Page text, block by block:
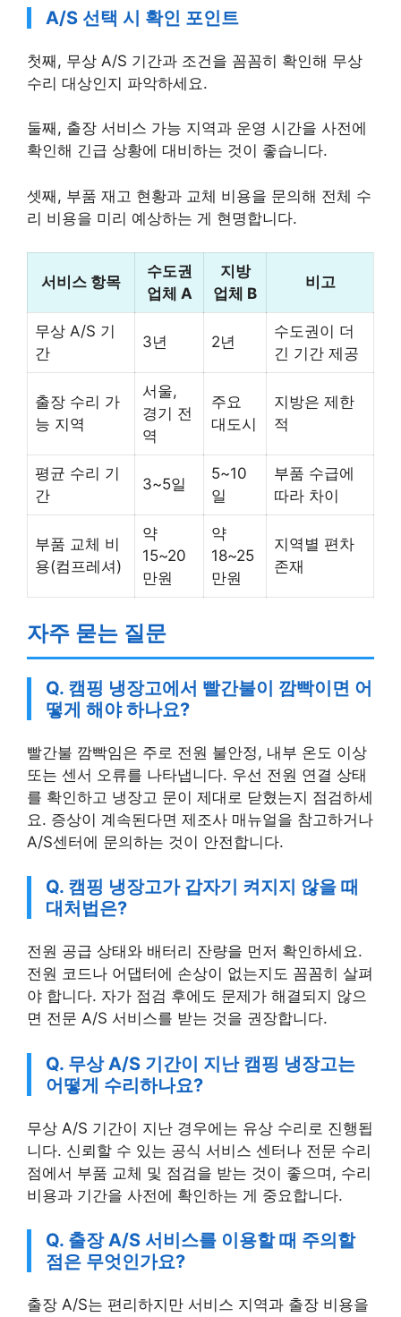
A/S 선택 시 확인 포인트
첫째, 무상 A/S 기간과 조건을 꼼꼼히 확인해 무상
수리 대상인지 파악하세요.
둘째, 출장 서비스 가능 지역과 운영 시간을 사전에
확인해 긴급 상황에 대비하는 것이 좋습니다.
셋째, 부품 재고 현황과 교체 비용을 문의해 전체 수
리 비용을 미리 예상하는 게 현명합니다.
서비스 항목
수도권
업체 A
지방
업체 B
비고
무상 A/S 기
간
3년 2년
수도권이 더
긴 기간 제공
출장 수리 가
능 지역
서울,
경기 전
역
주요
대도시
지방은 제한
적
평균 수리 기
간
3~5일
5~10
일
부품 수급에
따라 차이
부품 교체 비
용(컴프레셔)
약
15~20
만원
약
18~25
만원
지역별 편차
존재
자주 묻는 질문
Q. 캠핑 냉장고에서 빨간불이 깜빡이면 어
떻게 해야 하나요?
빨간불 깜빡임은 주로 전원 불안정, 내부 온도 이상
또는 센서 오류를 나타냅니다. 우선 전원 연결 상태
를 확인하고 냉장고 문이 제대로 닫혔는지 점검하세
요. 증상이 계속된다면 제조사 매뉴얼을 참고하거나
A/S센터에 문의하는 것이 안전합니다.
Q. 캠핑 냉장고가 갑자기 켜지지 않을 때
대처법은?
전원 공급 상태와 배터리 잔량을 먼저 확인하세요.
전원 코드나 어댑터에 손상이 없는지도 꼼꼼히 살펴
야 합니다. 자가 점검 후에도 문제가 해결되지 않으
면 전문 A/S 서비스를 받는 것을 권장합니다.
Q. 무상 A/S 기간이 지난 캠핑 냉장고는
어떻게 수리하나요?
무상 A/S 기간이 지난 경우에는 유상 수리로 진행됩
니다. 신뢰할 수 있는 공식 서비스 센터나 전문 수리
점에서 부품 교체 및 점검을 받는 것이 좋으며, 수리
비용과 기간을 사전에 확인하는 게 중요합니다.
Q. 출장 A/S 서비스를 이용할 때 주의할
점은 무엇인가요?
출장 A/S는 편리하지만 서비스 지역과 출장 비용을